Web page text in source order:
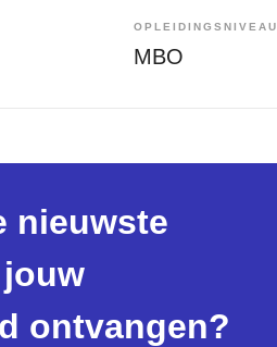
OPLEIDINGSNIVEAU
MBO
nieuwste
ontvangen?